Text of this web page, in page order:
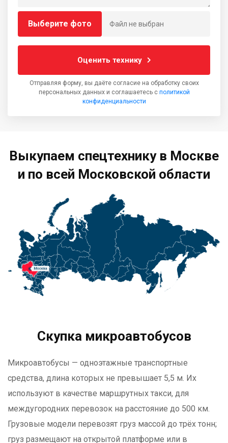
Выберите фото Файл не выбран
Оценить технику
Отправляя форму, вы даёте согласие на обработку своих
персональных данных и соглашаетесь с политикой
конфиденциальности
Выкупаем спецтехнику в Москве
и по всей Московской области
Скупка микроавтобусов
Микроавтобусы — одноэтажные транспортные
средства, длина которых не превышает 5,5 м. Их
используют в качестве маршрутных такси, для
междугородних перевозок на расстояние до 500 км.
Грузовые модели перевозят груз массой до трёх тонн;
груз размещают на открытой платформе или в